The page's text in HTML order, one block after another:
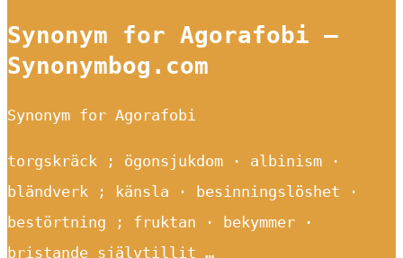
Synonym for Agorafobi –
Synonymbog.com
Synonym for Agorafobi
torgskräck ; ögonsjukdom · albinism ·
bländverk ; känsla · besinningslöshet ·
bestörtning ; fruktan · bekymmer ·
bristande självtillit …